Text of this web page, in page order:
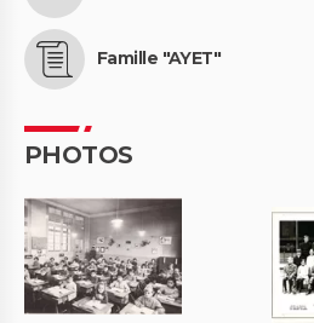
Famille "AYET"
PHOTOS